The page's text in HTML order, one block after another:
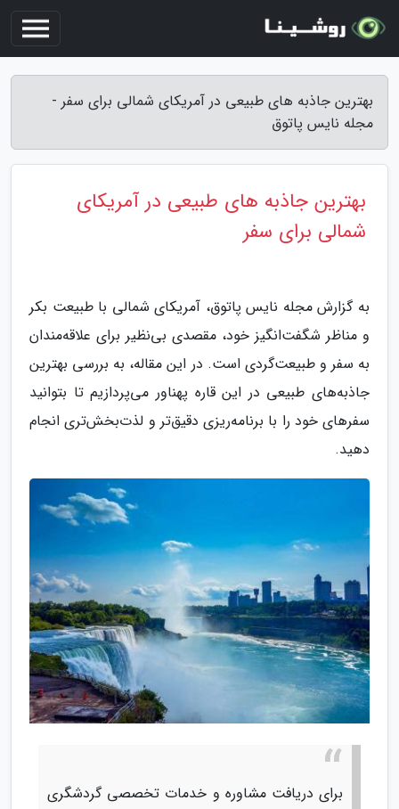
بهترین جاذبه های طبیعی در آمریکای شمالی برای سفر -
مجله نایس پاتوق
بهترین جاذبه های طبیعی در آمریکای
شمالی برای سفر
به گزارش مجله نایس پاتوق، آمریکای شمالی با طبیعت بکر
و مناظر شگفت‌انگیز خود، مقصدی بی‌نظیر برای علاقه‌مندان
به سفر و طبیعت‌گردی است. در این مقاله، به بررسی بهترین
جاذبه‌های طبیعی در این قاره پهناور می‌پردازیم تا بتوانید
سفرهای خود را با برنامه‌ریزی دقیق‌تر و لذت‌بخش‌تری انجام
دهید.
برای دریافت مشاوره و خدمات تخصصی گردشگری